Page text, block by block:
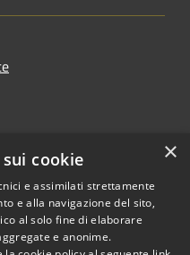
Copyright © 2026 • Comune di
×
cookie
e assimilati strettamente
e alla navigazione del sito,
al solo fine di elaborare
e anonime.